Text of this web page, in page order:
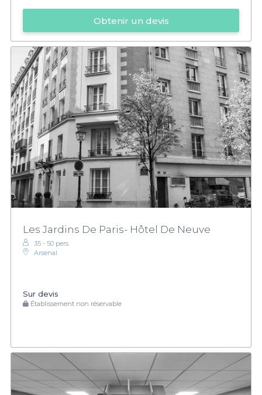
Obtenir un devis
Les Jardins De Paris- Hôtel De Neuve
35 - 50 pers.
Arsenal
Sur devis
Établissement non réservable